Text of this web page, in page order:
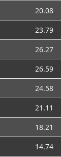
20.08
23.79
26.27
26.59
24.58
21.11
18.21
14.74